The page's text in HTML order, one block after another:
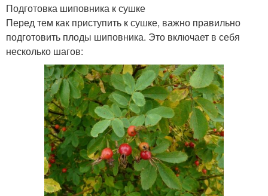
Подготовка шиповника к сушке
Перед тем как приступить к сушке, важно правильно
подготовить плоды шиповника. Это включает в себя
несколько шагов: